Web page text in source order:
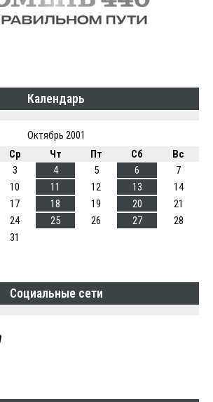
Календарь
Октябрь 2001
Ср Чт Пт Сб
Вс
3 4 5 6
7
10 11 12 13
14
17 18 19 20
21
24 25 26 27
28
31
Социальные сети